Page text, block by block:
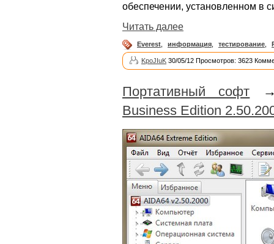
обеспечении, установленном в
Читать далее
Everest информация тестирование
KpoJIuK 30/05/12 Просмотров: 3623
Портативный софт
Business Edition